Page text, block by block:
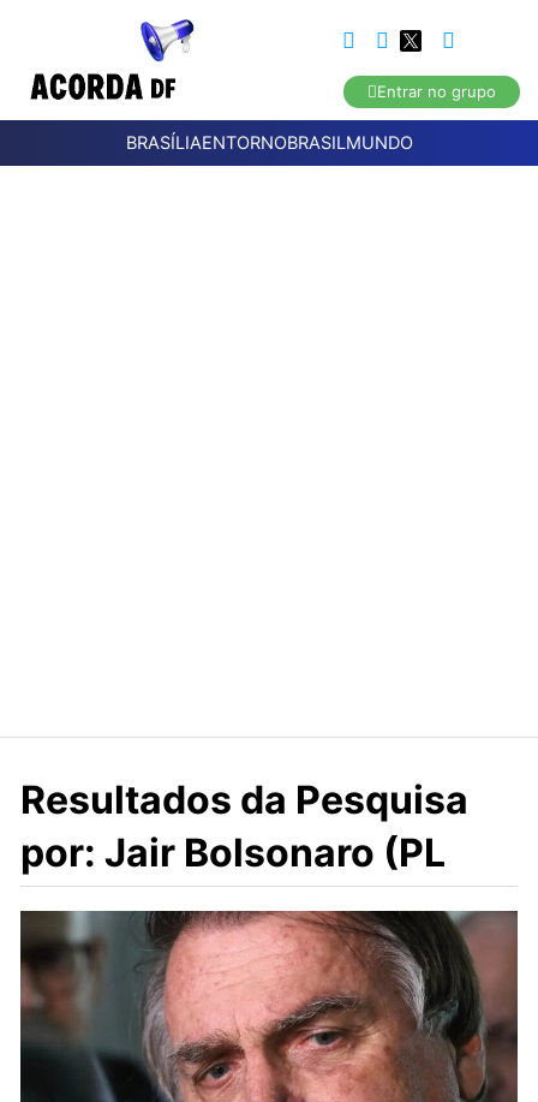
Entrar no grupo
BRASÍLIAENTORNOBRASILMUNDO
Resultados da Pesquisa
por: Jair Bolsonaro (PL